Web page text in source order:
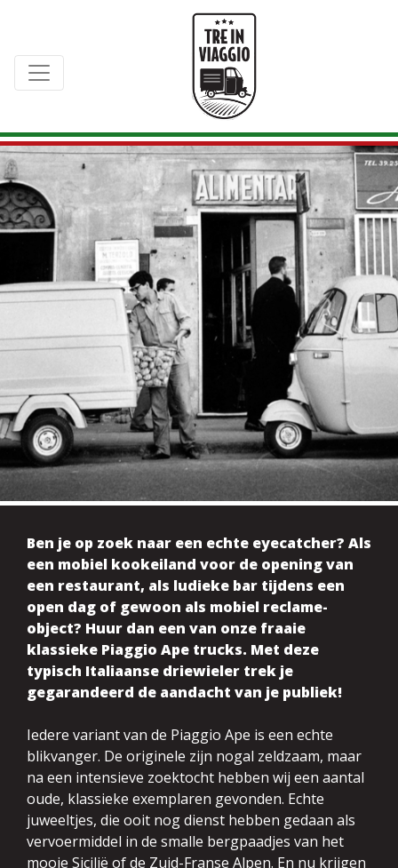
Ben je op zoek naar een echte eyecatcher? Als
een mobiel kookeiland voor de opening van
een restaurant, als ludieke bar tijdens een
open dag of gewoon als mobiel reclame-
object? Huur dan een van onze fraaie
klassieke Piaggio Ape trucks. Met deze
typisch Italiaanse driewieler trek je
gegarandeerd de aandacht van je publiek!
Iedere variant van de Piaggio Ape is een echte
blikvanger. De originele zijn nogal zeldzaam, maar
na een intensieve zoektocht hebben wij een aantal
oude, klassieke exemplaren gevonden. Echte
juweeltjes, die ooit nog dienst hebben gedaan als
vervoermiddel in de smalle bergpaadjes van het
mooie Sicilië of de Zuid-Franse Alpen. En nu krijgen